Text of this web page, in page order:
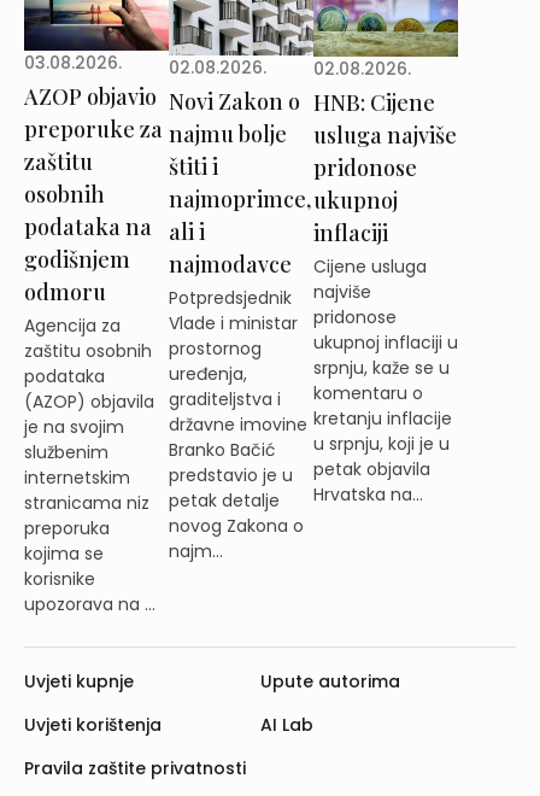
03.08.2026.
AZOP objavio
preporuke za
zaštitu
osobnih
podataka na
godišnjem
odmoru
Agencija za
zaštitu osobnih
podataka
(AZOP) objavila
je na svojim
službenim
internetskim
stranicama niz
preporuka
kojima se
korisnike
upozorava na ...
02.08.2026.
Novi Zakon o
najmu bolje
štiti i
najmoprimce,
ali i
najmodavce
Potpredsjednik
Vlade i ministar
prostornog
uređenja,
graditeljstva i
državne imovine
Branko Bačić
predstavio je u
petak detalje
novog Zakona o
najm...
02.08.2026.
HNB: Cijene
usluga najviše
pridonose
ukupnoj
inflaciji
Cijene usluga
najviše
pridonose
ukupnoj inflaciji u
srpnju, kaže se u
komentaru o
kretanju inflacije
u srpnju, koji je u
petak objavila
Hrvatska na...
Uvjeti kupnje
Uvjeti korištenja
Pravila zaštite privatnosti
Upute autorima
AI Lab